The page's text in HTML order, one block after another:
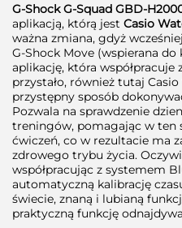
G-Shock G-Squad GBD-
aplikacją, którą jest Casio
ważna zmiana, gdyż
G-Shock Move (wspierana do
aplikację, która współpracuje
przystało, również tutaj
przystępny sposób
Pozwala na sprawdzenie
treningów, pomagając w ten
ćwiczeń, co w rezultacie ma
zdrowego trybu życia.
współpracując z systemem
automatyczną kalibrację
świecie, znaną i lubianą
praktyczną funkcję